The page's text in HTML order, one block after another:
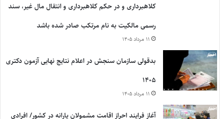
کلاهبرداری و در حکم کلاهبرداری و انتقال مال غیر، سند
رسمی مالکیت به نام مرتکب صادر شده باشد
۱۱ مرداد ۱۴۰۵
بدقولی سازمان سنجش در اعلام نتایج نهایی آزمون دکتری
۱۴۰۵
۱۱ مرداد ۱۴۰۵
آغاز فرایند احراز اقامت مشمولان یارانه در کشور/ افرادی